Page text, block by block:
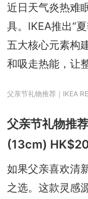
近日天气炎热难
具。IKEA推出“
五大核心元素构
和吸走热能，让
父亲节礼物推荐｜IKEA
父亲节礼物推
(13cm)
如果父亲喜欢清
之选。这款灵感